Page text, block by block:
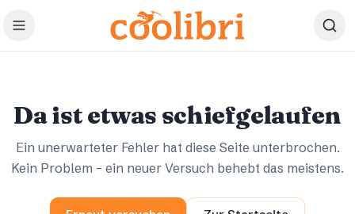
Zum Hauptinhalt springen
Da ist etwas schiefgelaufen
Ein unerwarteter Fehler hat diese Seite unterbrochen.
Kein Problem – ein neuer Versuch behebt das meistens.